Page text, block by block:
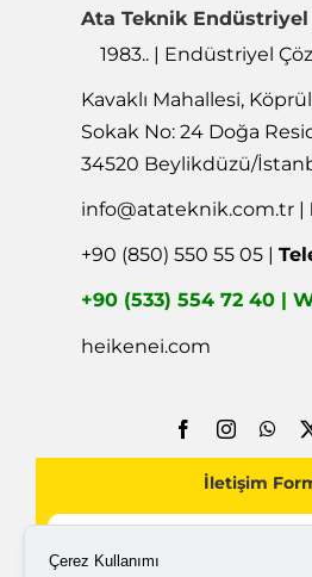
istikrarlı bir şekilde gelişmesiyle,
9001 kalite standartlarına
Devam →
Kurum içi know-how ve
dışarı sızmasını, bilgi hırsızlığını
internet güvenliği, dijital
Çerez Kullanımı